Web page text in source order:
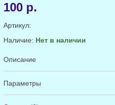
100 р.
Артикул:
Наличие: Нет в наличии
Описание
Параметры